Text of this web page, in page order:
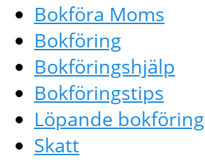
Bokföra Moms
Bokföring
Bokföringshjälp
Bokföringstips
Löpande bokföring
Skatt